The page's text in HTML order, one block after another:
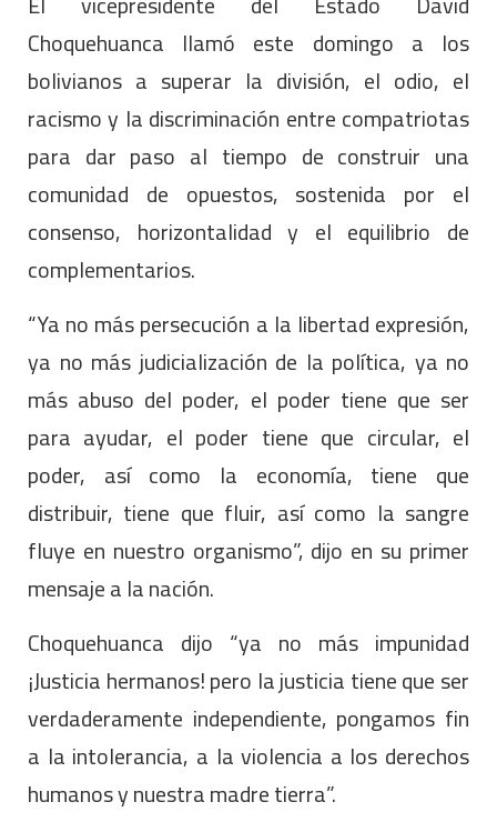
Choquehuanca llamó este domingo a los
bolivianos a superar la división, el odio, el
racismo y la discriminación entre compatriotas
para dar paso al tiempo de construir una
comunidad de opuestos, sostenida por el
consenso, horizontalidad y el equilibrio de
complementarios.
“Ya no más persecución a la libertad expresión,
ya no más judicialización de la política, ya no
más abuso del poder, el poder tiene que ser
para ayudar, el poder tiene que circular, el
poder, así como la economía, tiene que
distribuir, tiene que fluir, así como la sangre
fluye en nuestro organismo”, dijo en su primer
mensaje a la nación.
Choquehuanca dijo “ya no más impunidad
¡Justicia hermanos! pero la justicia tiene que ser
verdaderamente independiente, pongamos fin
a la intolerancia, a la violencia a los derechos
humanos y nuestra madre tierra”.